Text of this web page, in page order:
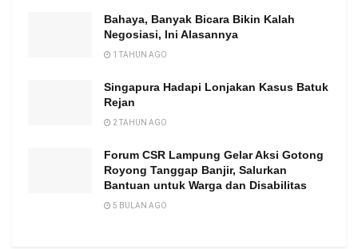
Bahaya, Banyak Bicara Bikin Kalah
Negosiasi, Ini Alasannya
1 TAHUN AGO
Singapura Hadapi Lonjakan Kasus Batuk
Rejan
2 TAHUN AGO
Forum CSR Lampung Gelar Aksi Gotong
Royong Tanggap Banjir, Salurkan
Bantuan untuk Warga dan Disabilitas
5 BULAN AGO